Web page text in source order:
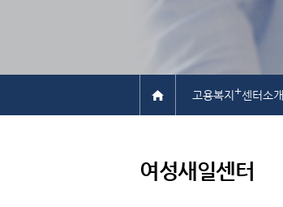
고용복지 +센터소개
여성새일센터